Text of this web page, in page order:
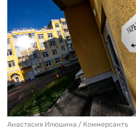
Анастасия Илюшина / Коммерсантъ